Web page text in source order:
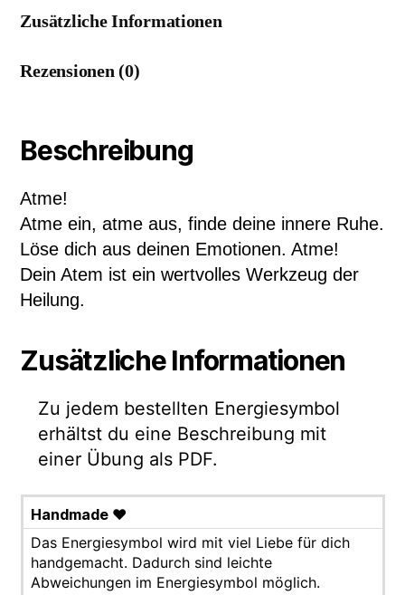
Zusätzliche Informationen
Rezensionen (0)
Beschreibung
Atme!
Atme ein, atme aus, finde deine innere Ruhe.
Löse dich aus deinen Emotionen. Atme!
Dein Atem ist ein wertvolles Werkzeug der
Heilung.
Zusätzliche Informationen
Zu jedem bestellten Energiesymbol
erhältst du eine Beschreibung mit
einer Übung als PDF.
Handmade ♥
Das Energiesymbol wird mit viel Liebe für dich
handgemacht. Dadurch sind leichte
Abweichungen im Energiesymbol möglich.